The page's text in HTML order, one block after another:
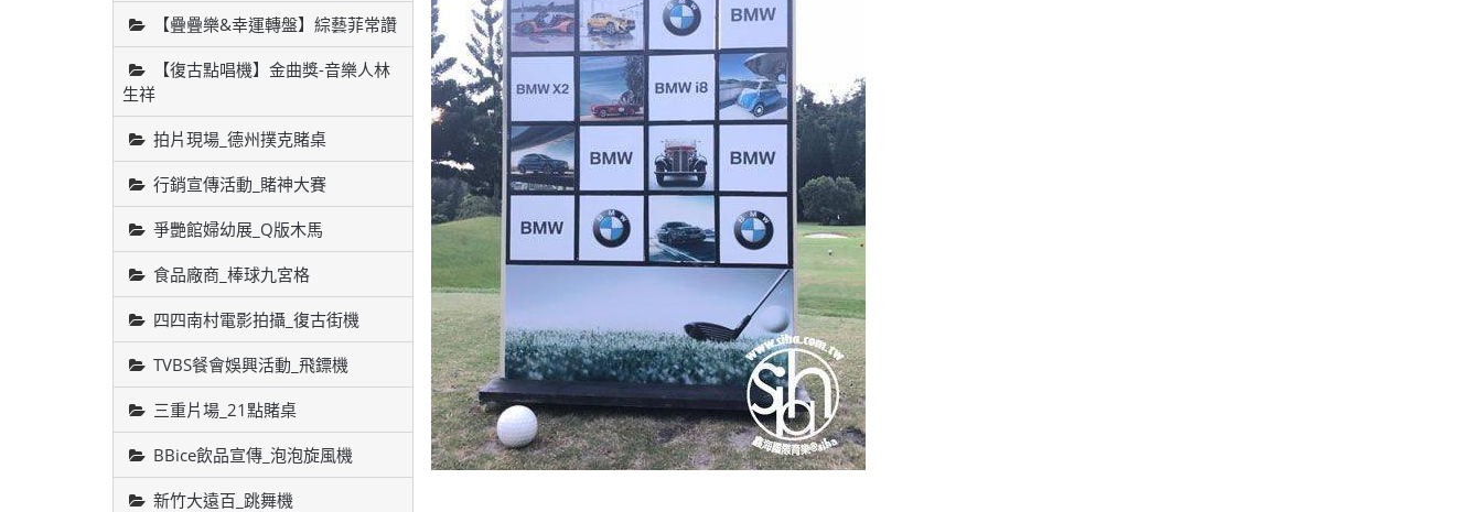
【疊疊樂&幸運轉盤】綜藝菲常讚
【復古點唱機】金曲獎-音樂人林
生祥
拍片現場_德州撲克賭桌
行銷宣傳活動_賭神大賽
爭艷館婦幼展_Q版木馬
食品廠商_棒球九宮格
四四南村電影拍攝_復古街機
TVBS餐會娛興活動_飛鏢機
三重片場_21點賭桌
BBice飲品宣傳_泡泡旋風機
新竹大遠百_跳舞機